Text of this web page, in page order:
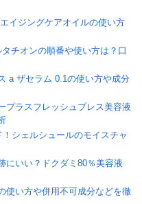
イジングケアオイルの使い方
チオンの順番や使い方は？口
a ザセラム 0.1の使い方や成分
プラスフレッシュプレス美容液
シェルシュールのモイスチャ
にいい？ドクダミ80％美容液
使い方や併用不可成分などを徹